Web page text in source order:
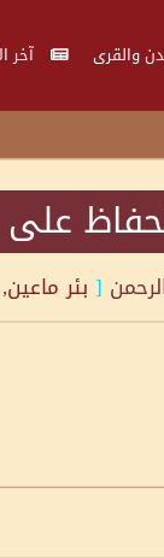
والقرى آخر
على
[ بئر